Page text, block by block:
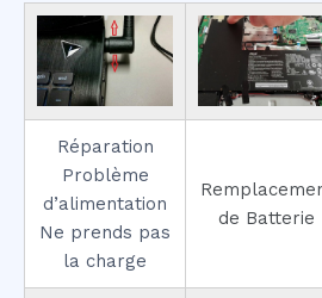
Réparation
Problème
d’alimentation
Ne prends pas
la charge
de Batterie